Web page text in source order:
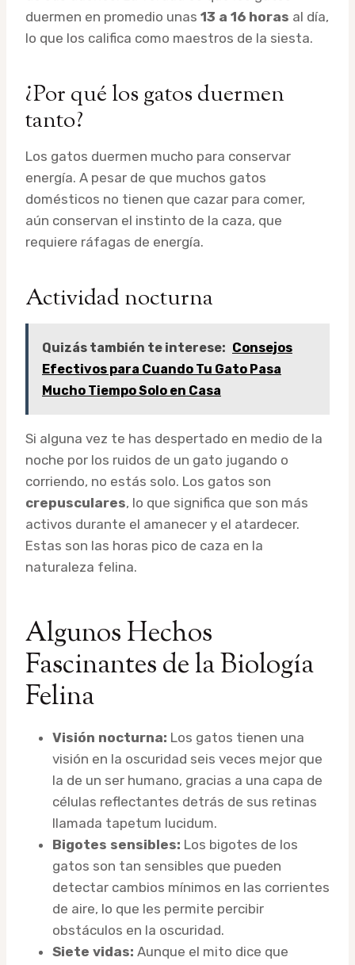
duermen en promedio unas 13 a 16 horas al día,
lo que los califica como maestros de la siesta.
¿Por qué los gatos duermen
tanto?
Los gatos duermen mucho para conservar
energía. A pesar de que muchos gatos
domésticos no tienen que cazar para comer,
aún conservan el instinto de la caza, que
requiere ráfagas de energía.
Actividad nocturna
Quizás también te interese: Consejos
Efectivos para Cuando Tu Gato Pasa
Mucho Tiempo Solo en Casa
Si alguna vez te has despertado en medio de la
noche por los ruidos de un gato jugando o
corriendo, no estás solo. Los gatos son
crepusculares, lo que significa que son más
activos durante el amanecer y el atardecer.
Estas son las horas pico de caza en la
naturaleza felina.
Algunos Hechos
Fascinantes de la Biología
Felina
Visión nocturna: Los gatos tienen una
visión en la oscuridad seis veces mejor que
la de un ser humano, gracias a una capa de
células reflectantes detrás de sus retinas
llamada tapetum lucidum.
Bigotes sensibles: Los bigotes de los
gatos son tan sensibles que pueden
detectar cambios mínimos en las corrientes
de aire, lo que les permite percibir
obstáculos en la oscuridad.
Siete vidas: Aunque el mito dice que